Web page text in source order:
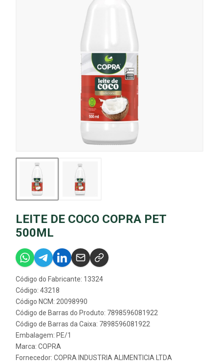
LEITE DE COCO COPRA PET
500ML
Código do Fabricante: 13324
Código: 43218
Código NCM: 20098990
Código de Barras do Produto: 7898596081922
Código de Barras da Caixa: 7898596081922
Embalagem: PE/1
Marca: COPRA
Fornecedor: COPRA INDUSTRIA ALIMENTICIA LTDA